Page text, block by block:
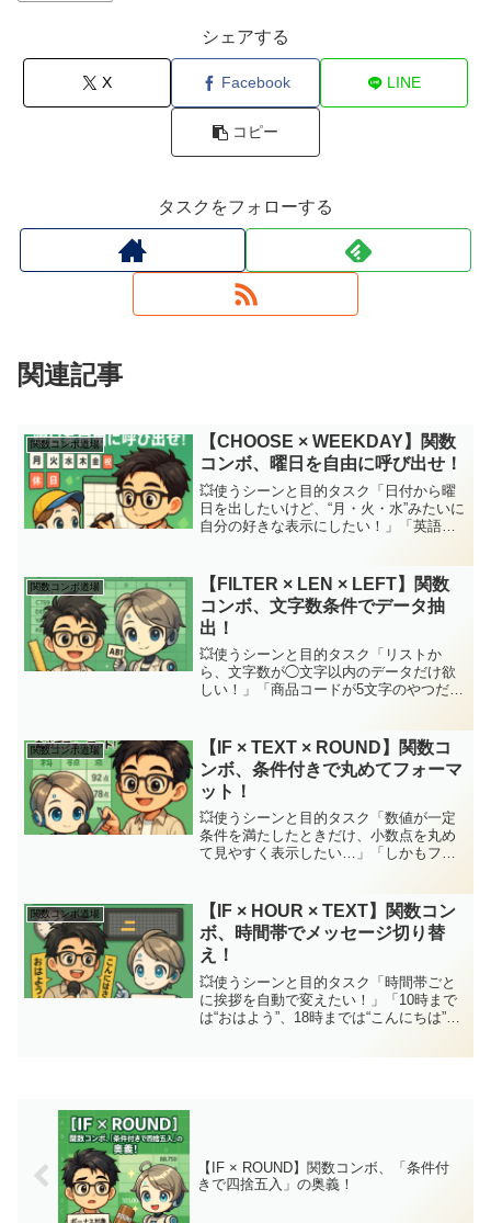
シェアする
X Facebook LINE
コピー
タスクをフォローする
関連記事
関数コンボ道場
【CHOOSE × WEEKDAY】関数
コンボ、曜日を自由に呼び出せ！
💥使うシーンと目的タスク「日付から曜
日を出したいけど、“月・火・水”みたいに
自分の好きな表示にしたい！」「英語で
な時はWEEKDAYで曜日番号を取得し
て、CHOO...
関数コンボ道場
【FILTER × LEN × LEFT】関数
コンボ、文字数条件でデータ抽
出！
💥使うシーンと目的タスク「リストか
ら、文字数が◯文字以内のデータだけ欲
しい！」「商品コードが5文字のやつだけ
× LEFT】コンボの出番や。ジッピーLEN
で...
関数コンボ道場
【IF × TEXT × ROUND】関数コ
ンボ、条件付きで丸めてフォーマ
ット！
💥使うシーンと目的タスク「数値が一定
条件を満たしたときだけ、小数点を丸め
て見やすく表示したい…」「しかもフォ
TEXT × ROUND】の黄金トリオや！ジッ
ピー(C...
関数コンボ道場
【IF × HOUR × TEXT】関数コン
ボ、時間帯でメッセージ切り替
え！
💥使うシーンと目的タスク「時間帯ごと
に挨拶を自動で変えたい！」「10時まで
は“おはよう”、18時までは“こんにちは”、
【IF × ROUND】関数コンボ、「条件付
きで四捨五入」の奥義！